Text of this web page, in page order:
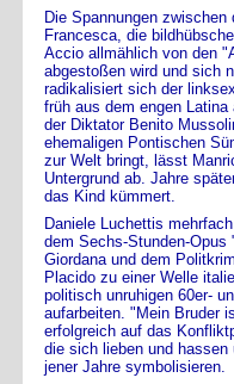
Die Spannungen
Francesca, die
Accio allmählich von den
abgestoßen wird und sich
radikalisiert sich der
früh aus dem engen
der Diktator Benito
ehemaligen Pontischen
zur Welt bringt, lässt
Untergrund ab. Jahre
das Kind kümmert.
Daniele Luchettis
dem Sechs-Stunden-
Giordana und dem
Placido zu einer Welle
politisch unruhigen 60er-
aufarbeiten. "Mein Bruder
erfolgreich auf das
die sich lieben und
jener Jahre symbolisieren.